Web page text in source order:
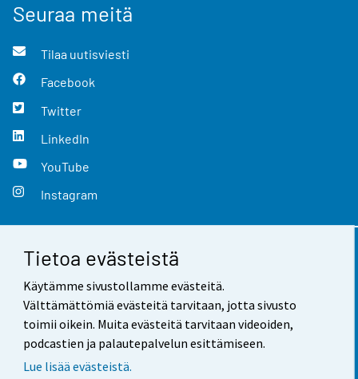
Tietoa evästeistä
Käytämme sivustollamme evästeitä.
Välttämättömiä evästeitä tarvitaan, jotta sivusto
toimii oikein. Muita evästeitä tarvitaan videoiden,
podcastien ja palautepalvelun esittämiseen.
Lue lisää evästeistä.
Seuraa meitä
Tilaa uutisviesti
Facebook
Twitter
LinkedIn
YouTube
Instagram
Yhteystiedot
Palaute
Käyttöehdot